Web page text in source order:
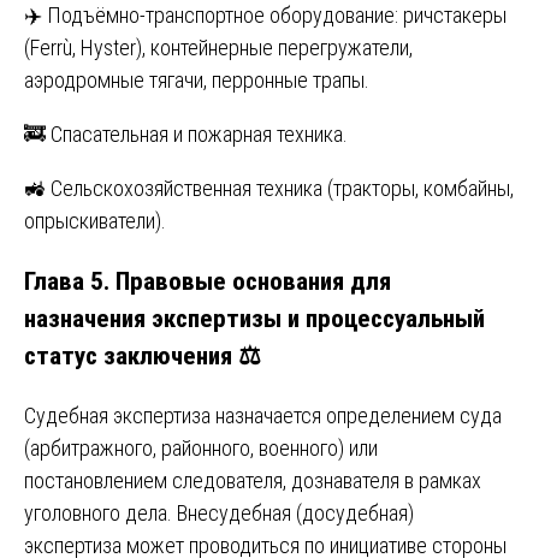
✈️ Подъёмно-транспортное оборудование: ричстакеры
(Ferrù, Hyster), контейнерные перегружатели,
аэродромные тягачи, перронные трапы.
🚒 Спасательная и пожарная техника.
🚜 Сельскохозяйственная техника (тракторы, комбайны,
опрыскиватели).
Глава 5. Правовые основания для
назначения экспертизы и процессуальный
статус заключения ⚖️
Судебная экспертиза назначается определением суда
(арбитражного, районного, военного) или
постановлением следователя, дознавателя в рамках
уголовного дела. Внесудебная (досудебная)
экспертиза может проводиться по инициативе стороны